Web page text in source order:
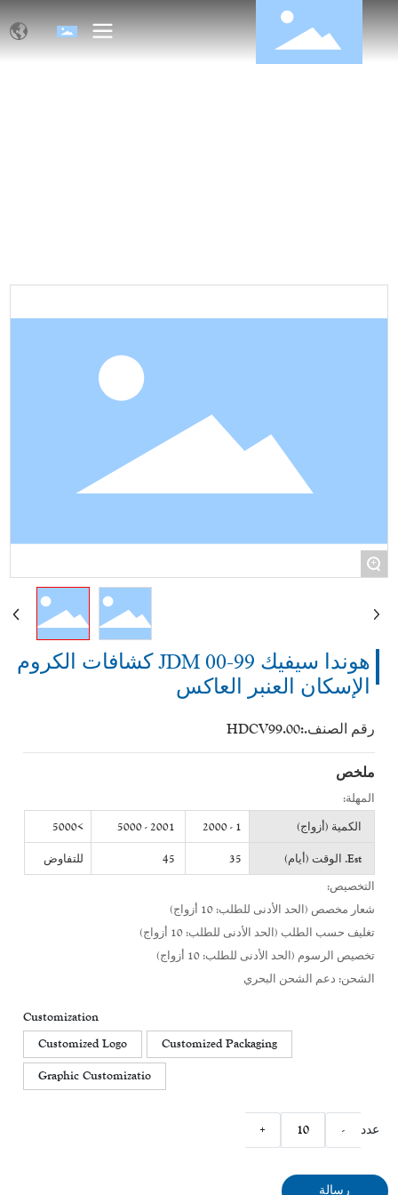
+
هوندا سيفيك 99-00 JDM كشافات الكروم
الإسكان العنبر العاكس
رقم الصنف.:HDCV99.00
ملخص
المهلة:
الكمية (أزواج)
1 - 2000
2001 - 5000
>5000
Est. الوقت (أيام) 35
45
للتفاوض
التخصيص:
شعار مخصص (الحد الأدنى للطلب: 10 أزواج)
تغليف حسب الطلب (الحد الأدنى للطلب: 10 أزواج)
تخصيص الرسوم (الحد الأدنى للطلب: 10 أزواج)
الشحن: دعم الشحن البحري
Customization
Customized Logo
Customized Packaging
Graphic Customizatio
عدد -
+
رسالة